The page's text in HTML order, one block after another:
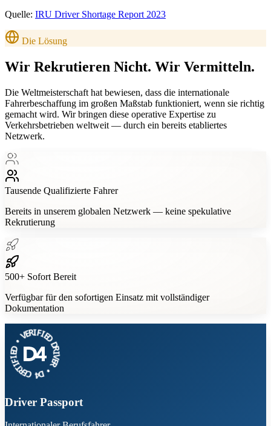
Quelle: IRU Driver Shortage Report 2023
Die Lösung
Wir Rekrutieren Nicht. Wir Vermitteln.
Die Weltmeisterschaft hat bewiesen, dass die internationale
Fahrerbeschaffung im großen Maßstab funktioniert, wenn sie richtig
gemacht wird. Wir bringen diese operative Expertise zu
Verkehrsbetrieben weltweit — durch ein bereits etabliertes
Netzwerk.
Tausende Qualifizierte Fahrer
Bereits in unserem globalen Netzwerk — keine spekulative
Rekrutierung
500+ Sofort Bereit
Verfügbar für den sofortigen Einsatz mit vollständiger
Dokumentation
D
4
C
E
R
T
I
FI
E
D•VE
R
I
F
I
E
D
D
R
I
V
E
R
•
Driver Passport